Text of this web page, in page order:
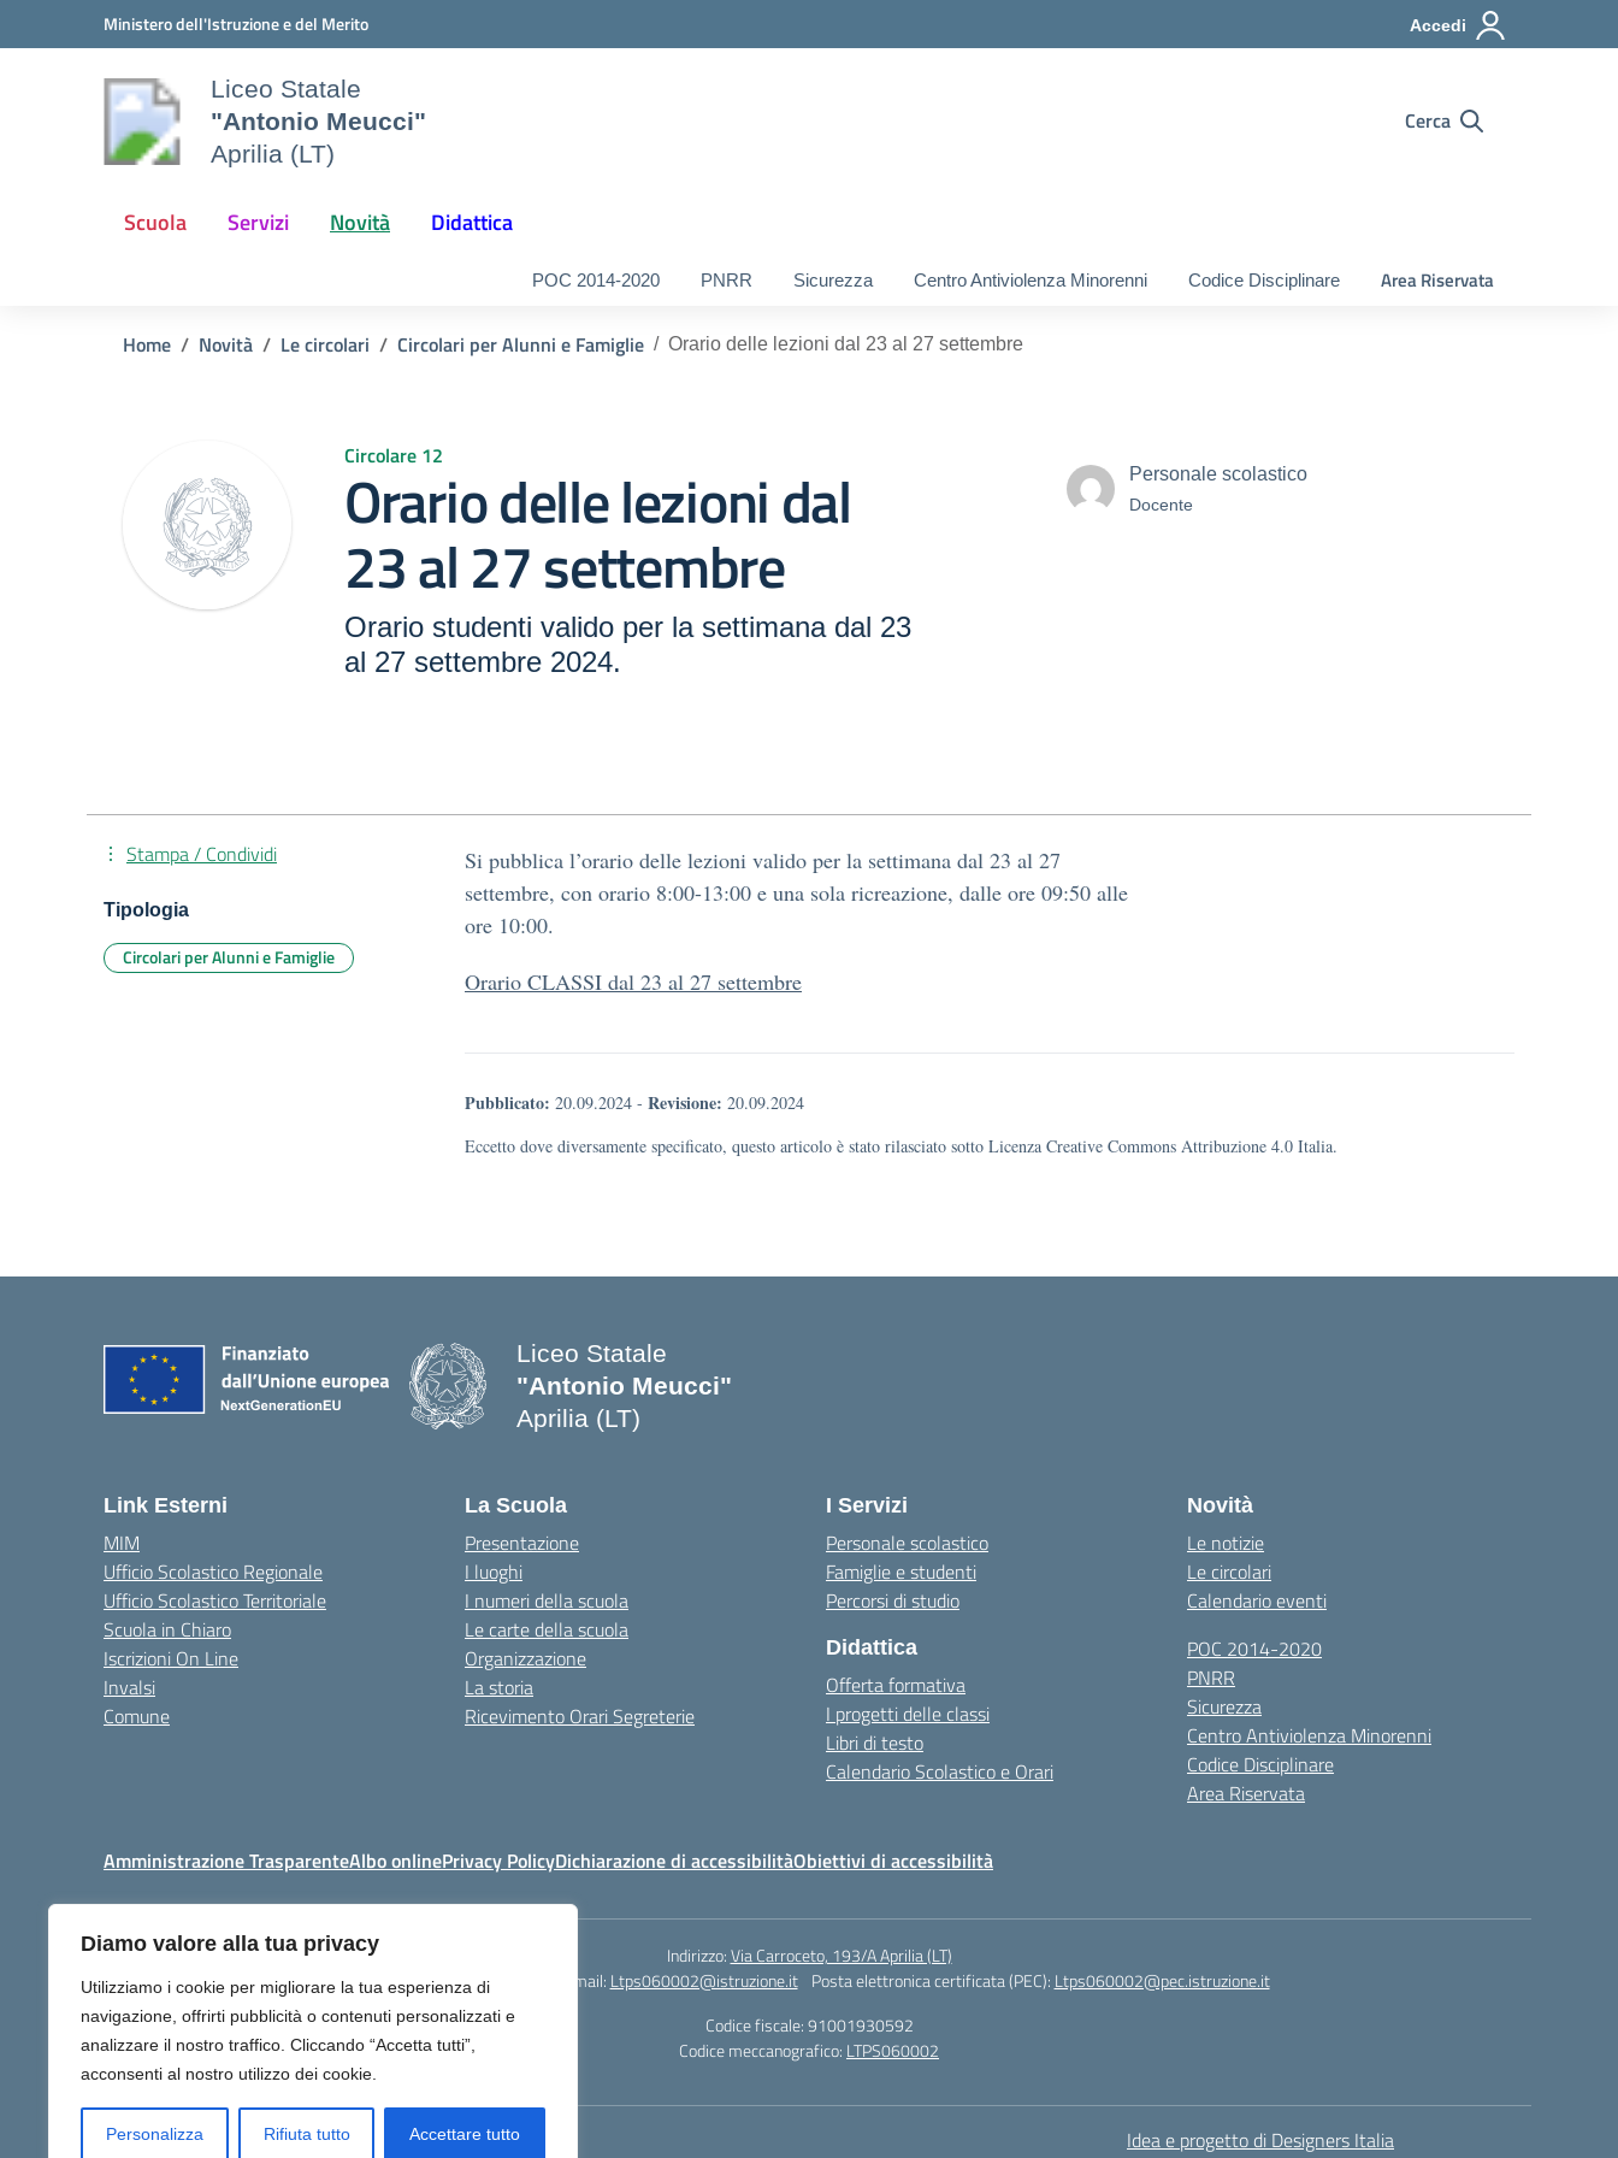
Diamo valore alla tua privacy
Utilizziamo i cookie per migliorare la tua esperienza di
navigazione, offrirti pubblicità o contenuti personalizzati e
analizzare il nostro traffico. Cliccando “Accetta tutti”,
acconsenti al nostro utilizzo dei cookie.
Personalizza Rifiuta tutto Accettare tutto
Vai ai contenuti
Vai al menu di navigazioneMinistero dell'Istruzione e del Merito Accedi
Liceo Statale
"Antonio Meucci"
Aprilia (LT)
Cerca
Scuola Servizi Novità Didattica
POC 2014-2020 PNRR Sicurezza Centro Antiviolenza Minorenni Codice Disciplinare Area Riservata
Home Novità Le circolari Circolari per Alunni e Famiglie Orario delle lezioni dal 23 al 27 settembre
Circolare 12
Orario delle lezioni dal
23 al 27 settembre
Orario studenti valido per la settimana dal 23
al 27 settembre 2024.
Personale scolastico
Docente
Si pubblica l’orario delle lezioni valido per la settimana dal 23 al 27
settembre, con orario 8:00-13:00 e una sola ricreazione, dalle ore 09:50 alle
ore 10:00.
Orario CLASSI dal 23 al 27 settembre
Pubblicato: 20.09.2024 - Revisione: 20.09.2024
Eccetto dove diversamente specificato, questo articolo è stato rilasciato sotto Licenza Creative Commons Attribuzione 4.0 Italia.
Stampa / Condividi
Tipologia
Circolari per Alunni e Famiglie
Liceo Statale
"Antonio Meucci"
Aprilia (LT)
Link Esterni
MIM
Ufficio Scolastico Regionale
Ufficio Scolastico Territoriale
Scuola in Chiaro
Iscrizioni On Line
Invalsi
Comune
La Scuola
Presentazione
I luoghi
I numeri della scuola
Le carte della scuola
Organizzazione
La storia
Ricevimento Orari Segreterie
I Servizi
Personale scolastico
Famiglie e studenti
Percorsi di studio
Didattica
Offerta formativa
I progetti delle classi
Libri di testo
Calendario Scolastico e Orari
Novità
Le notizie
Le circolari
Calendario eventi
POC 2014-2020
PNRR
Sicurezza
Centro Antiviolenza Minorenni
Codice Disciplinare
Area Riservata
Amministrazione TrasparenteAlbo onlinePrivacy PolicyDichiarazione di accessibilitàObiettivi di accessibilità
Indirizzo:Via Carroceto, 193/A Aprilia (LT)
Centralino:+39 06 9257678 Email: Ltps060002@istruzione.it Posta elettronica certificata (PEC): Ltps060002@pec.istruzione.it
Codice fiscale: 91001930592
Codice meccanografico: LTPS060002
Idea e progetto di Designers Italia